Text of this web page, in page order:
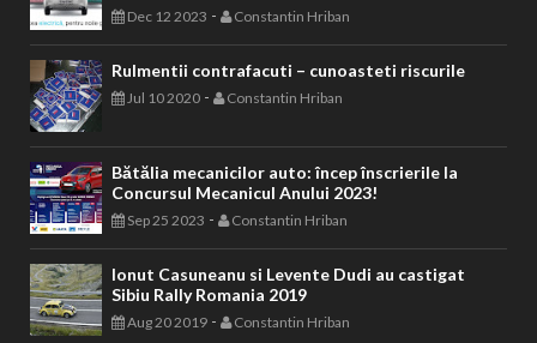
Dec 12 2023 - Constantin Hriban
Rulmentii contrafacuti – cunoasteti riscurile
Jul 10 2020 - Constantin Hriban
Bătălia mecanicilor auto: încep înscrierile la
Concursul Mecanicul Anului 2023!
Sep 25 2023 - Constantin Hriban
Ionut Casuneanu si Levente Dudi au castigat
Sibiu Rally Romania 2019
Aug 20 2019 - Constantin Hriban